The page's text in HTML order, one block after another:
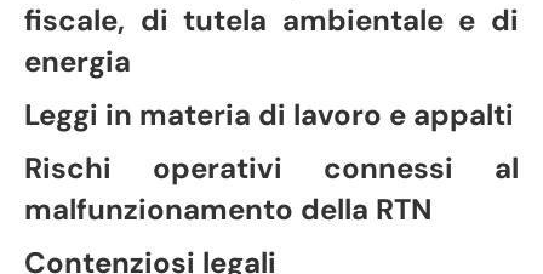
fiscale, di tutela ambientale e di
energia
Leggi in materia di lavoro e appalti
Rischi operativi connessi al
malfunzionamento della RTN
Contenziosi legali